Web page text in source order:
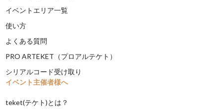
イベントエリア一覧
使い方
よくある質問
PRO ARTEKET（プロアルテケト）
シリアルコード受け取り
イベント主催者様へ
teket(テケト)とは？